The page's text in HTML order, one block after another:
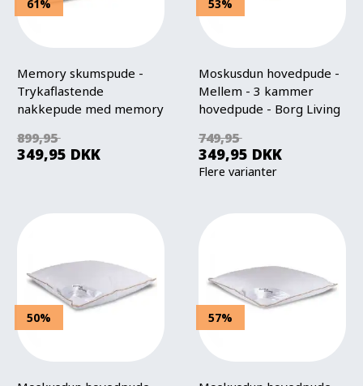
61%
Memory skumspude -
Trykaflastende
nakkepude med memory
899,95
349,95 DKK
53%
Moskusdun hovedpude -
Mellem - 3 kammer
hovedpude - Borg Living
749,95
349,95 DKK
Flere varianter
50% 57%